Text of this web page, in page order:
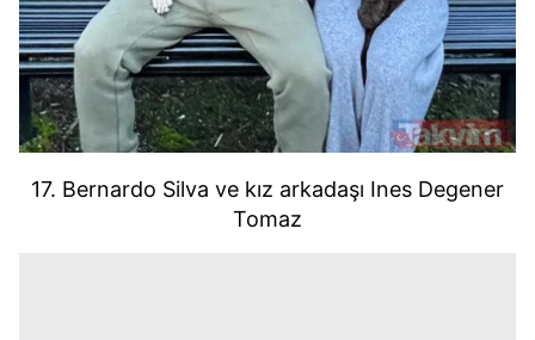
17. Bernardo Silva ve kız arkadaşı Ines Degener
Tomaz